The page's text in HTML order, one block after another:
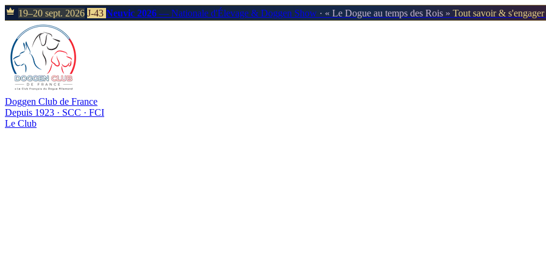
19–20 sept. 2026 J-43 Neuvic 2026 — Nationale d'Élevage & Doggen Show · « Le Dogue au temps des Rois » Tout savoir &
Doggen Club de France
Depuis 1923 · SCC · FCI
Le Club